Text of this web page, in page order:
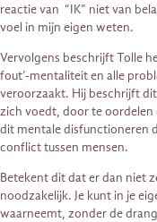
reactie van “IK” niet van
voel in mijn eigen weten.
Vervolgens beschrijft Tolle
fout’-mentaliteit en alle
veroorzaakt. Hij beschrijft
zich voedt, door te oordelen
dit mentale disfunctioneren
conflict tussen mensen.
Betekent dit dat er dan niet
noodzakelijk. Je kunt in je
waarneemt, zonder de